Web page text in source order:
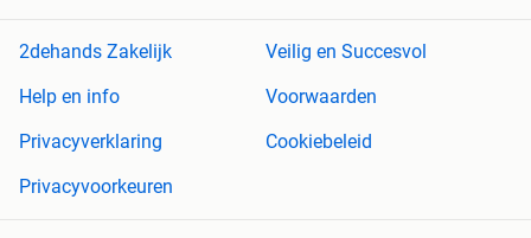
2dehands Zakelijk
Veilig en Succesvol
Help en info
Voorwaarden
Privacyverklaring
Cookiebeleid
Privacyvoorkeuren